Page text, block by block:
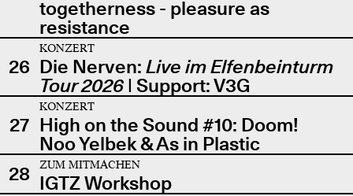
togetherness - pleasure as
resistance
26
KONZERT
Die Nerven: Live im Elfenbeinturm
Tour 2026| Support: V3G
27
KONZERT
High on the Sound #10: Doom!
Noo Yelbek & As in Plastic
28
ZUM MITMACHEN
IGTZ Workshop